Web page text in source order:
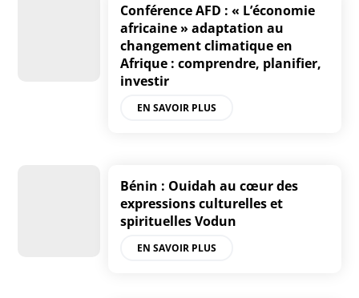
Conférence AFD : « L’économie
africaine » adaptation au
changement climatique en
Afrique : comprendre, planifier,
investir
EN SAVOIR PLUS
Bénin : Ouidah au cœur des
expressions culturelles et
spirituelles Vodun
EN SAVOIR PLUS